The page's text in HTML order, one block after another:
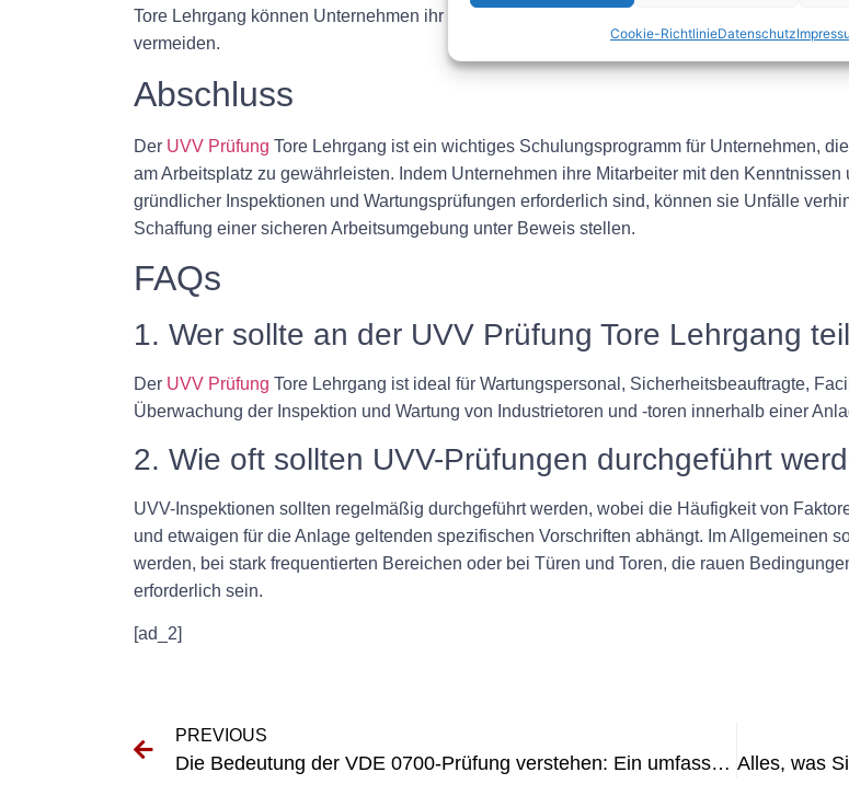
Cookie-RichtlinieDatenschutz
Tore Lehrgang können Unternehmen ihr Engagement für die Sicherheit am Arbeitsplatz
vermeiden.
Abschluss
Der UVV Prüfung Tore Lehrgang ist ein wichtiges Schulungsprogramm für Unternehmen,
am Arbeitsplatz zu gewährleisten. Indem Unternehmen ihre Mitarbeiter mit den
gründlicher Inspektionen und Wartungsprüfungen erforderlich sind, können sie Unfälle
Schaffung einer sicheren Arbeitsumgebung unter Beweis stellen.
FAQs
1. Wer sollte an der UVV Prüfung Tore Lehrgang
Der UVV Prüfung Tore Lehrgang ist ideal für Wartungspersonal, Sicherheitsbeauftragte,
Überwachung der Inspektion und Wartung von Industrietoren und -toren innerhalb einer
2. Wie oft sollten UVV-Prüfungen durchgeführt
UVV-Inspektionen sollten regelmäßig durchgeführt werden, wobei die Häufigkeit von
und etwaigen für die Anlage geltenden spezifischen Vorschriften abhängt. Im Allgemeinen
werden, bei stark frequentierten Bereichen oder bei Türen und Toren, die rauen
erforderlich sein.
[ad_2]
PREVIOUS
Die Bedeutung der VDE 0700-Prüfung verstehen: Ein umfassender Leitfaden